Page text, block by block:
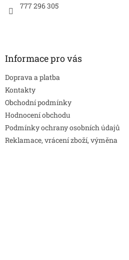
777 296 305
Informace pro vás
Doprava a platba
Kontakty
Obchodní podmínky
Hodnocení obchodu
Podmínky ochrany osobních údajů
Reklamace, vrácení zboží, výměna